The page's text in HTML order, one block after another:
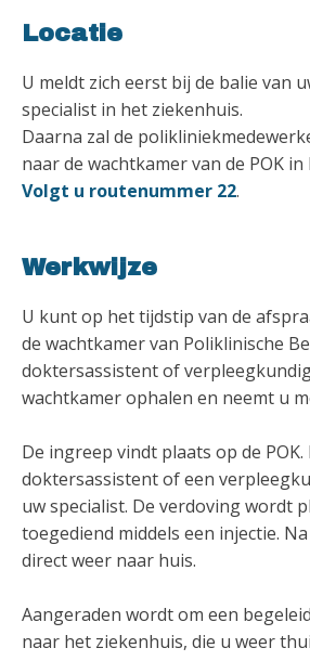
Locatie
U meldt zich eerst bij de balie van
specialist in het ziekenhuis.
Daarna zal de
naar de wachtkamer van de POK
Volgt u routenummer 22.
Werkwijze
U kunt op het tijdstip van de
de wachtkamer van Poliklinische
doktersassistent of
wachtkamer ophalen en neemt u
De ingreep vindt plaats op de
doktersassistent of een
uw specialist. De verdoving wordt
toegediend middels een injectie.
direct weer naar huis.
Aangeraden wordt om een
naar het ziekenhuis, die u weer